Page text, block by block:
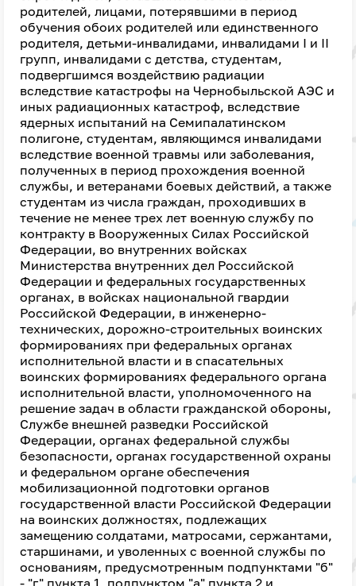
родителей, лицами, потерявшими в период
обучения обоих родителей или единственного
родителя, детьми-инвалидами, инвалидами I и II
групп, инвалидами с детства, студентам,
подвергшимся воздействию радиации
вследствие катастрофы на Чернобыльской АЭС и
иных радиационных катастроф, вследствие
ядерных испытаний на Семипалатинском
полигоне, студентам, являющимся инвалидами
вследствие военной травмы или заболевания,
полученных в период прохождения военной
службы, и ветеранами боевых действий, а также
студентам из числа граждан, проходивших в
течение не менее трех лет военную службу по
контракту в Вооруженных Силах Российской
Федерации, во внутренних войсках
Министерства внутренних дел Российской
Федерации и федеральных государственных
органах, в войсках национальной гвардии
Российской Федерации, в инженерно-
технических, дорожно-строительных воинских
формированиях при федеральных органах
исполнительной власти и в спасательных
воинских формированиях федерального органа
исполнительной власти, уполномоченного на
решение задач в области гражданской обороны,
Службе внешней разведки Российской
Федерации, органах федеральной службы
безопасности, органах государственной охраны
и федеральном органе обеспечения
мобилизационной подготовки органов
государственной власти Российской Федерации
на воинских должностях, подлежащих
замещению солдатами, матросами, сержантами,
старшинами, и уволенных с военной службы по
основаниям, предусмотренным подпунктами "б"